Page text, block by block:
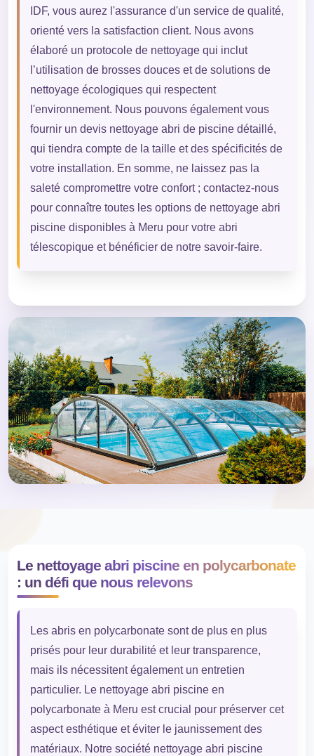
IDF, vous aurez l'assurance d'un service de qualité,
orienté vers la satisfaction client. Nous avons
élaboré un protocole de nettoyage qui inclut
l’utilisation de brosses douces et de solutions de
nettoyage écologiques qui respectent
l'environnement. Nous pouvons également vous
fournir un devis nettoyage abri de piscine détaillé,
qui tiendra compte de la taille et des spécificités de
votre installation. En somme, ne laissez pas la
saleté compromettre votre confort ; contactez-nous
pour connaître toutes les options de nettoyage abri
piscine disponibles à Meru pour votre abri
télescopique et bénéficier de notre savoir-faire.
Le nettoyage abri piscine en polycarbonate
: un défi que nous relevons
Les abris en polycarbonate sont de plus en plus
prisés pour leur durabilité et leur transparence,
mais ils nécessitent également un entretien
particulier. Le nettoyage abri piscine en
polycarbonate à Meru est crucial pour préserver cet
aspect esthétique et éviter le jaunissement des
matériaux. Notre société nettoyage abri piscine